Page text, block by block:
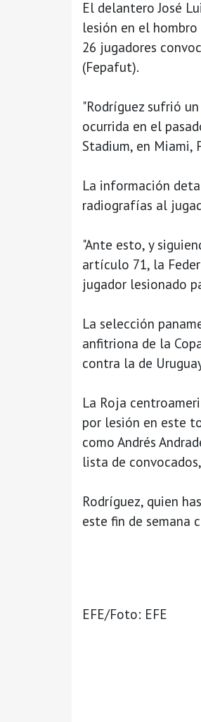
El delantero José
lesión en el
26 jugadores
(Fepafut).
"Rodríguez sufrió
ocurrida en el
Stadium, en Miami,
La información
radiografías al
"Ante esto, y
artículo 71, la
jugador lesionado
La selección
anfitriona de la
contra la de
La Roja
por lesión en este
como Andrés
lista de
Rodríguez, quien
este fin de semana
EFE/Foto: EFE